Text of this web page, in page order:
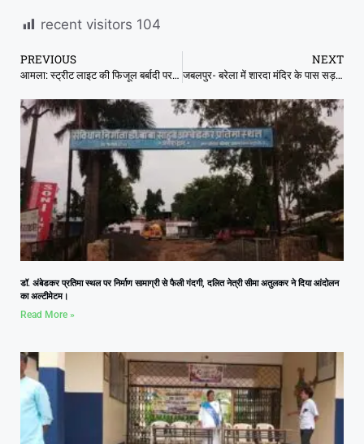
recent visitors 104
PREVIOUS
आमला: स्ट्रीट लाइट की फिजूल बर्बादी पर पार्षद खुशबू विजय अतुलकर ने उठाए सवाल, एस डी एम व नगर पालिका अध्यक्ष को लिखा पत्र।
NEXT
जबलपुर- बरेला में शारदा मंदिर के पास सड़क हादसा, कार सवार दो लोगों की जलने से मौत
डॉ. अंबेडकर प्रतिमा स्थल पर निर्माण सामाग्री से फैली गंदगी, दलित नेत्री सीमा अतुलकर ने दिया आंदोलन
का अल्टीमेटम।
Read More »